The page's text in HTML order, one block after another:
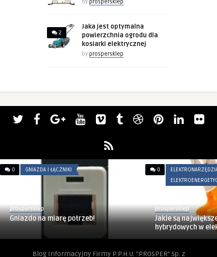
by prospersklep
2
Jaka jest optymalna
powierzchnia ogrodu dla
kosiarki elektrycznej
by prospersklep
0 GNIAZDA I ŁĄCZNIKI
prospersklep
Gniazdo na miarę potrzeb!
0
prospersklep
Jakie są
hybrydowych w
Blog Informacyjny Firmy P.P.H.U. "PROSPER" Sp. z